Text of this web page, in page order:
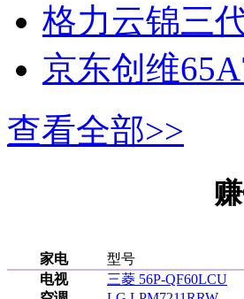
格力云锦三
京东创维
查看全部>>
家电
型号
电视
三菱 56P-QF60LCU